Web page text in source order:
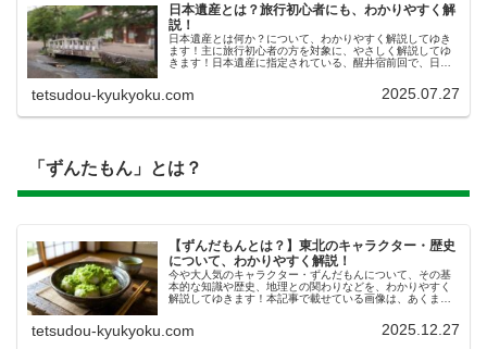
日本遺産とは？旅行初心者にも、わかりやすく解
説！
日本遺産とは何か？について、わかりやすく解説してゆき
ます！主に旅行初心者の方を対象に、やさしく解説してゆ
きます！日本遺産に指定されている、醒井宿前回で、日本
tetsudou-kyukyoku.com 2025.07.27
「ずんたもん」とは？
【ずんだもんとは？】東北のキャラクター・歴史
について、わかりやすく解説！
今や大人気のキャラクター・ずんだもんについて、その基
本的な知識や歴史、地理との関わりなどを、わかりやすく
解説してゆきます！本記事で載せている画像は、あくまで
tetsudou-kyukyoku.com 2025.12.27